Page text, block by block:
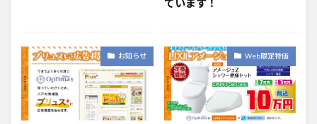
ています！
お知らせ Web限定特価